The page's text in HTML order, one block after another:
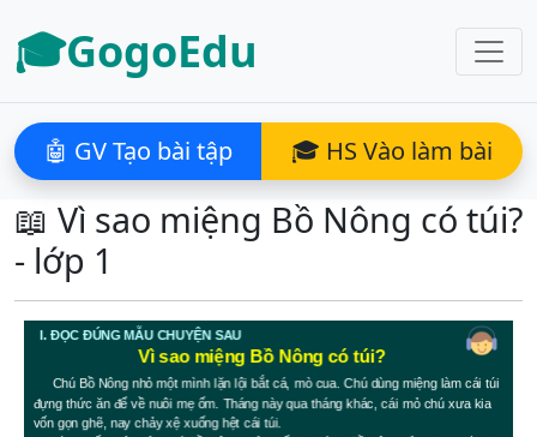
🎓GogoEdu
🤖 GV Tạo bài tập 🎓 HS Vào làm bài
📖 Vì sao miệng Bồ Nông có túi?
- lớp 1